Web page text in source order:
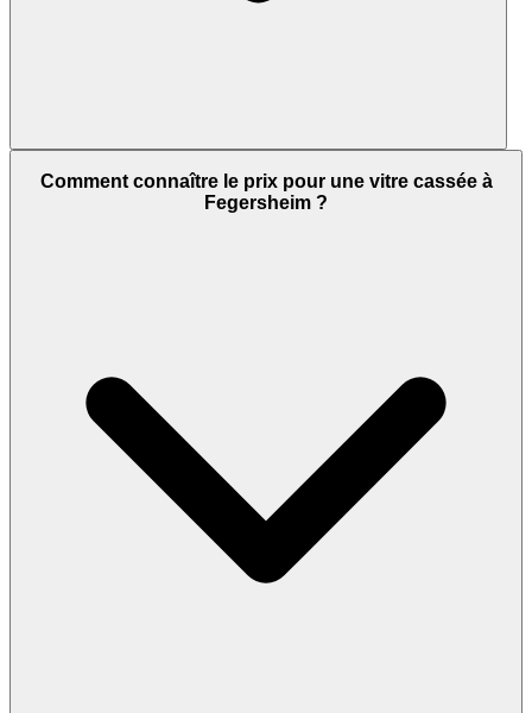
Comment connaître le prix pour une vitre cassée à
Fegersheim ?